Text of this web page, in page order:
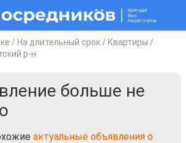
/ На длительный срок / Квартиры /
р-н
больше не
актуальные объявления о